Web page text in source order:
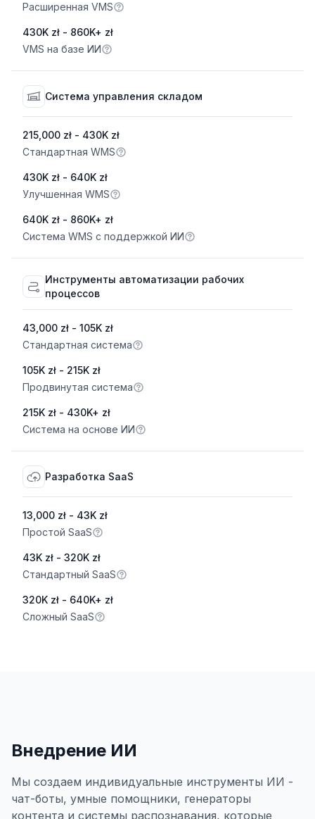
Расширенная VMS
430K zł - 860K+ zł
VMS на базе ИИ
Система управления складом
215,000 zł - 430K zł
Стандартная WMS
430K zł - 640K zł
Улучшенная WMS
640K zł - 860K+ zł
Система WMS с поддержкой ИИ
Инструменты автоматизации рабочих
процессов
43,000 zł - 105K zł
Стандартная система
105K zł - 215K zł
Продвинутая система
215K zł - 430K+ zł
Система на основе ИИ
Разработка SaaS
13,000 zł - 43K zł
Простой SaaS
43K zł - 320K zł
Стандартный SaaS
320K zł - 640K+ zł
Сложный SaaS
Внедрение ИИ
Мы создаем индивидуальные инструменты ИИ -
чат-боты, умные помощники, генераторы
контента и системы распознавания, которые